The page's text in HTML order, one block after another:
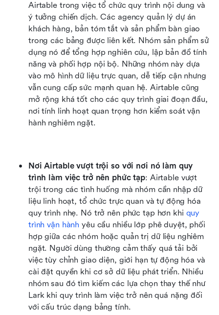
Airtable trong việc tổ chức quy trình nội dung và
ý tưởng chiến dịch. Các agency quản lý dự án
khách hàng, bản tóm tắt và sản phẩm bàn giao
trong các bảng được liên kết. Nhóm sản phẩm sử
dụng nó để tổng hợp nghiên cứu, lập bản đồ tính
năng và phối hợp nội bộ. Những nhóm này dựa
vào mô hình dữ liệu trực quan, dễ tiếp cận nhưng
vẫn cung cấp sức mạnh quan hệ. Airtable cũng
mở rộng khá tốt cho các quy trình giai đoạn đầu,
nơi tính linh hoạt quan trọng hơn kiểm soát vận
hành nghiêm ngặt.
Nơi Airtable vượt trội so với nơi nó làm quy
trình làm việc trở nên phức tạp: Airtable vượt
trội trong các tình huống mà nhóm cần nhập dữ
liệu linh hoạt, tổ chức trực quan và tự động hóa
quy trình nhẹ. Nó trở nên phức tạp hơn khi quy
trình vận hành yêu cầu nhiều lớp phê duyệt, phối
hợp giữa các nhóm hoặc quản trị dữ liệu nghiêm
ngặt. Người dùng thường cảm thấy quá tải bởi
việc tùy chỉnh giao diện, giới hạn tự động hóa và
cài đặt quyền khi cơ sở dữ liệu phát triển. Nhiều
nhóm sau đó tìm kiếm các lựa chọn thay thế như
Lark khi quy trình làm việc trở nên quá nặng đối
với cấu trúc dạng bảng tính.